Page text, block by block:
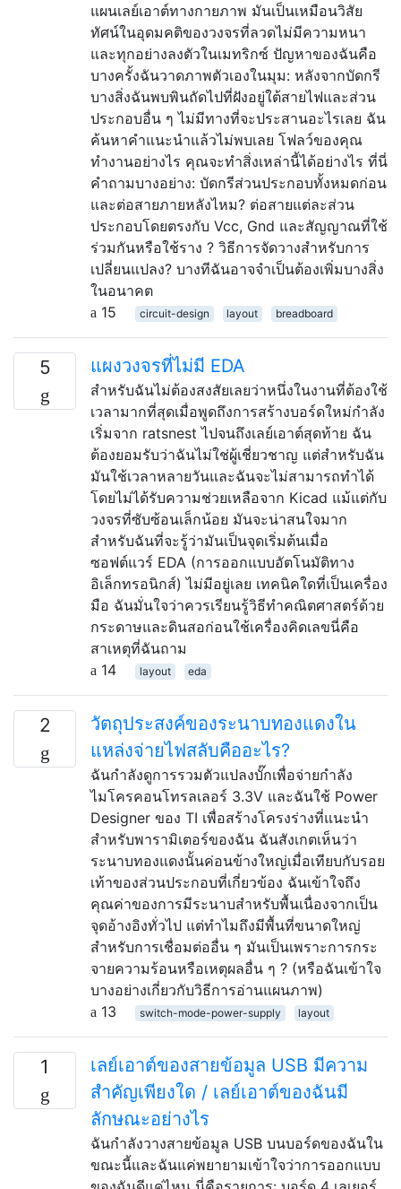
แผนเลย์เอาต์ทางกายภาพ มันเป็นเหมือนวิสัย
ทัศน์ในอุดมคติของวงจรที่ลวดไม่มีความหนา
และทุกอย่างลงตัวในเมทริกซ์ ปัญหาของฉันคือ
บางครั้งฉันวาดภาพตัวเองในมุม: หลังจากบัดกรี
บางสิ่งฉันพบพินถัดไปที่ฝังอยู่ใต้สายไฟและส่วน
ประกอบอื่น ๆ ไม่มีทางที่จะประสานอะไรเลย ฉัน
ค้นหาคำแนะนำแล้วไม่พบเลย โฟลว์ของคุณ
ทำงานอย่างไร คุณจะทำสิ่งเหล่านี้ได้อย่างไร ที่นี่
คำถามบางอย่าง: บัดกรีส่วนประกอบทั้งหมดก่อน
และต่อสายภายหลังไหม? ต่อสายแต่ละส่วน
ประกอบโดยตรงกับ Vcc, Gnd และสัญญาณที่ใช้
ร่วมกันหรือใช้ราง ? วิธีการจัดวางสำหรับการ
เปลี่ยนแปลง? บางทีฉันอาจจำเป็นต้องเพิ่มบางสิ่ง
ในอนาคต
15
circuit-design layout breadboard
5 แผงวงจรที่ไม่มี EDA
สำหรับฉันไม่ต้องสงสัยเลยว่าหนึ่งในงานที่ต้องใช้
เวลามากที่สุดเมื่อพูดถึงการสร้างบอร์ดใหม่กำลัง
เริ่มจาก ratsnest ไปจนถึงเลย์เอาต์สุดท้าย ฉัน
ต้องยอมรับว่าฉันไม่ใช่ผู้เชี่ยวชาญ แต่สำหรับฉัน
มันใช้เวลาหลายวันและฉันจะไม่สามารถทำได้
โดยไม่ได้รับความช่วยเหลือจาก Kicad แม้แต่กับ
วงจรที่ซับซ้อนเล็กน้อย มันจะน่าสนใจมาก
สำหรับฉันที่จะรู้ว่ามันเป็นจุดเริ่มต้นเมื่อ
ซอฟต์แวร์ EDA (การออกแบบอัตโนมัติทาง
อิเล็กทรอนิกส์) ไม่มีอยู่เลย เทคนิคใดที่เป็นเครื่อง
มือ ฉันมั่นใจว่าควรเรียนรู้วิธีทำคณิตศาสตร์ด้วย
กระดาษและดินสอก่อนใช้เครื่องคิดเลขนี่คือ
สาเหตุที่ฉันถาม
14
layout eda
2
วัตถุประสงค์ของระนาบทองแดงใน
แหล่งจ่ายไฟสลับคืออะไร?
ฉันกำลังดูการรวมตัวแปลงบั๊กเพื่อจ่ายกำลัง
ไมโครคอนโทรลเลอร์ 3.3V และฉันใช้ Power
Designer ของ TI เพื่อสร้างโครงร่างที่แนะนำ
สำหรับพารามิเตอร์ของฉัน ฉันสังเกตเห็นว่า
ระนาบทองแดงนั้นค่อนข้างใหญ่เมื่อเทียบกับรอย
เท้าของส่วนประกอบที่เกี่ยวข้อง ฉันเข้าใจถึง
คุณค่าของการมีระนาบสำหรับพื้นเนื่องจากเป็น
จุดอ้างอิงทั่วไป แต่ทำไมถึงมีพื้นที่ขนาดใหญ่
สำหรับการเชื่อมต่ออื่น ๆ มันเป็นเพราะการกระ
จายความร้อนหรือเหตุผลอื่น ๆ ? (หรือฉันเข้าใจ
บางอย่างเกี่ยวกับวิธีการอ่านแผนภาพ)
13
switch-mode-power-supply layout
1
เลย์เอาต์ของสายข้อมูล USB มีความ
สำคัญเพียงใด / เลย์เอาต์ของฉันมี
ลักษณะอย่างไร
ฉันกำลังวางสายข้อมูล USB บนบอร์ดของฉันใน
ขณะนี้และฉันแค่พยายามเข้าใจว่าการออกแบบ